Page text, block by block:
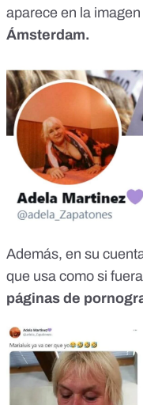
aparece en la
Ámsterdam.
Además, en su
que usa como si
páginas de